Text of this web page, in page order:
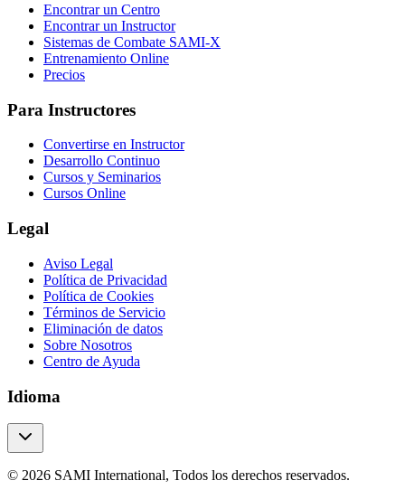
Encontrar un Centro
Encontrar un Instructor
Sistemas de Combate SAMI-X
Entrenamiento Online
Precios
Para Instructores
Convertirse en Instructor
Desarrollo Continuo
Cursos y Seminarios
Cursos Online
Legal
Aviso Legal
Política de Privacidad
Política de Cookies
Términos de Servicio
Eliminación de datos
Sobre Nosotros
Centro de Ayuda
Idioma
© 2026 SAMI International, Todos los derechos reservados.